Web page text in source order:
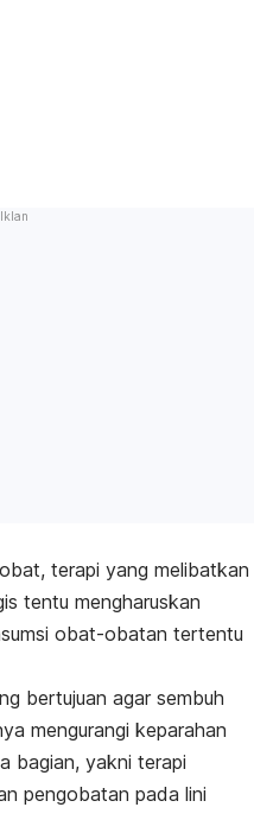
Iklan
terapi yang melibatkan
tentu mengharuskan
obat-obatan tertentu
bertujuan agar sembuh
mengurangi keparahan
bagian, yakni terapi
pengobatan pada lini